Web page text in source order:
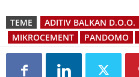
TEME ADITIV BALKAN D.O.O.
MIKROCEMENT
PANDOMO